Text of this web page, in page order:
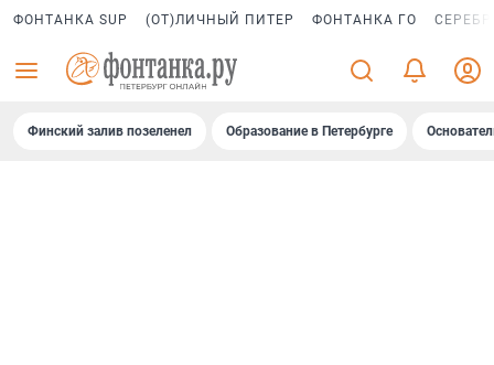
ФОНТАНКА SUP (ОТ)ЛИЧНЫЙ ПИТЕР ФОНТАНКА ГО
Финский залив позеленел Образование в Петербурге